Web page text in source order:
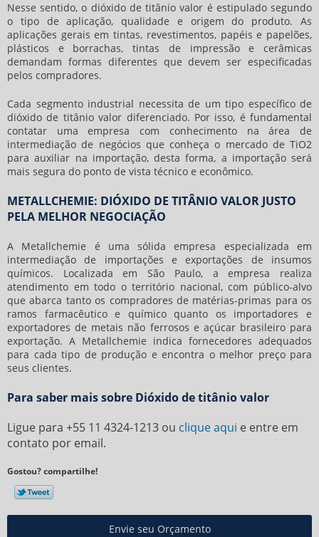
Nesse sentido, o dióxido de titânio valor é estipulado segundo
o tipo de aplicação, qualidade e origem do produto. As
aplicações gerais em tintas, revestimentos, papéis e papelões,
plásticos e borrachas, tintas de impressão e cerâmicas
demandam formas diferentes que devem ser especificadas
pelos compradores.
Cada segmento industrial necessita de um tipo específico de
dióxido de titânio valor diferenciado. Por isso, é fundamental
contatar uma empresa com conhecimento na área de
intermediação de negócios que conheça o mercado de TiO2
para auxiliar na importação, desta forma, a importação será
mais segura do ponto de vista técnico e econômico.
METALLCHEMIE: DIÓXIDO DE TITÂNIO VALOR JUSTO
PELA MELHOR NEGOCIAÇÃO
A Metallchemie é uma sólida empresa especializada em
intermediação de importações e exportações de insumos
químicos. Localizada em São Paulo, a empresa realiza
atendimento em todo o território nacional, com público-alvo
que abarca tanto os compradores de matérias-primas para os
ramos farmacêutico e químico quanto os importadores e
exportadores de metais não ferrosos e açúcar brasileiro para
exportação. A Metallchemie indica fornecedores adequados
para cada tipo de produção e encontra o melhor preço para
seus clientes.
Para saber mais sobre Dióxido de titânio valor
Ligue para +55 11 4324-1213 ou clique aqui e entre em
contato por email.
Gostou? compartilhe!
Envie seu Orçamento